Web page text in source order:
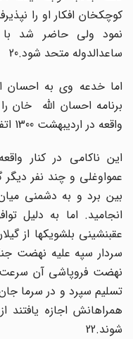
کوچکخان افکار او را
نمود ولی حاضر شد با
ساعدالدوله متحد شود.20
اما خدعه وی به احسان
برنامه احسان الله
واقعه در اردیبهشت 1300 اتفاق افتاد.21
این ناکامی در کنار
عمواوغلی و چند نفر دیگر
بین برد و به دشمنی
انجامید. اما به دلیل
عقبنشینی بلشویکها از
سردار سپه علیه نهضت
نهضت فروپاشی آن سرعت
تسلیم سپرد و در سرما جان
همراهانش اجازه یافتند
شوند.22